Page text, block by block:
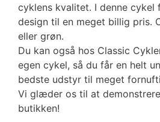
cyklens kvalitet. I denne cykel
design til en meget billig pris.
eller grøn.
Du kan også hos Classic
egen cykel, så du får en helt
bedste udstyr til meget
Vi glæder os til at
butikken!